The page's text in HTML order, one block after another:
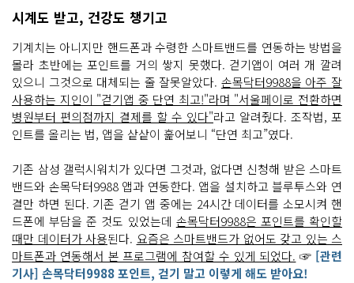
시계도 받고, 건강도 챙기고
기계치는 아니지만 핸드폰과 수령한 스마트밴드를 연동하는 방법을
몰라 초반에는 포인트를 거의 쌓지 못했다. 걷기앱이 여러 개 깔려
있으니 그것으로 대체되는 줄 잘못알았다. 손목닥터9988을 아주 잘
사용하는 지인이 "걷기앱 중 단연 최고!"라며 "서울페이로 전환하면
병원부터 편의점까지 결제를 할 수 있다"라고 알려줬다. 조작법, 포
인트를 올리는 법, 앱을 샅샅이 훑어보니 “단연 최고”였다.
기존 삼성 갤럭시워치가 있다면 그것과, 없다면 신청해 받은 스마트
밴드와 손목닥터9988 앱과 연동한다. 앱을 설치하고 블루투스와 연
결만 하면 된다. 기존 걷기 앱 중에는 24시간 데이터를 소모시켜 핸
드폰에 부담을 준 것도 있었는데 손목닥터9988은 포인트를 확인할
때만 데이터가 사용된다. 요즘은 스마트밴드가 없어도 갖고 있는 스
마트폰과 연동해서 본 프로그램에 참여할 수 있게 되었다. ☞ [관련
기사] 손목닥터9988 포인트, 걷기 말고 이렇게 해도 받아요!